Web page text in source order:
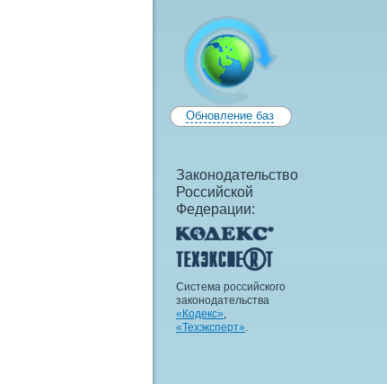
Обновление баз
Законодательство
Российской
Федерации:
Система российского
законодательства
«Кодекс»,
«Техэксперт».